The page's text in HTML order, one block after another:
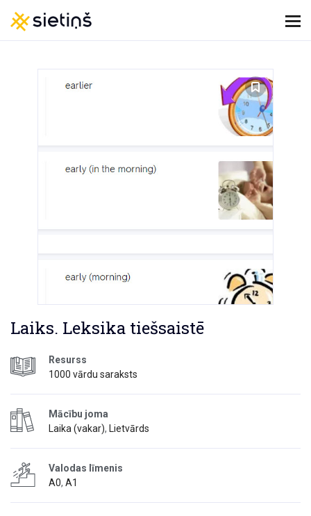
Laiks. Leksika tiešsaistē
Resurss
1000 vārdu saraksts
Mācību joma
Laika (vakar), Lietvārds
Valodas līmenis
A0, A1